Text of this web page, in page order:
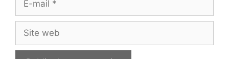
mail
web